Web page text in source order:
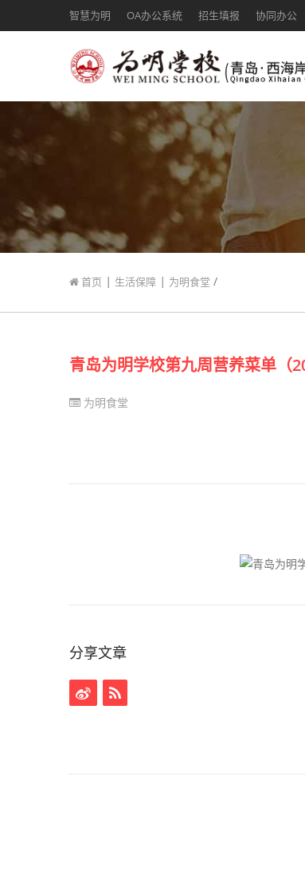
智慧为明 OA办公系统 招生填报 协同办公
首页 | 生活保障 | 为明食堂 /
青岛为明学校第九周营养菜单（
为明食堂
分享文章